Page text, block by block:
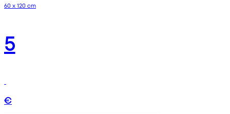
60 x 120 cm
5
€